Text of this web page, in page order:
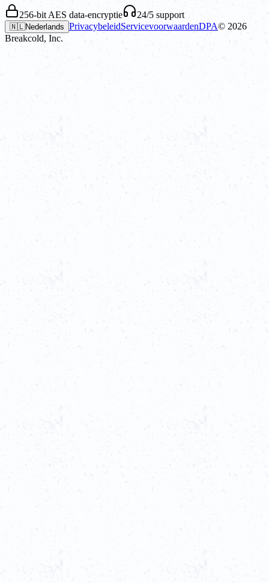
256-bit AES data-encryptie 24/5 support
🇳🇱Nederlands PrivacybeleidServicevoorwaardenDPA© 2026
Breakcold, Inc.